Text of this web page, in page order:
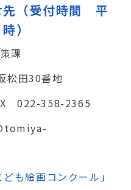
（受付時間 平
）
課
松田30番地
022-358-2365
も絵画コンクール」